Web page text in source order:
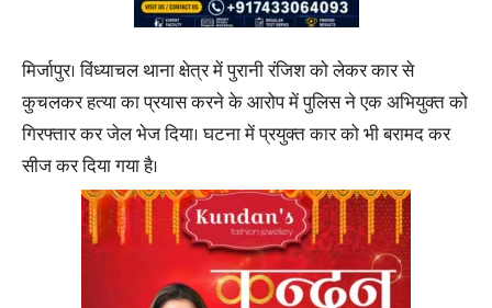
मिर्जापुर। विंध्याचल थाना क्षेत्र में पुरानी रंजिश को लेकर कार से
कुचलकर हत्या का प्रयास करने के आरोप में पुलिस ने एक अभियुक्त को
गिरफ्तार कर जेल भेज दिया। घटना में प्रयुक्त कार को भी बरामद कर
सीज कर दिया गया है।